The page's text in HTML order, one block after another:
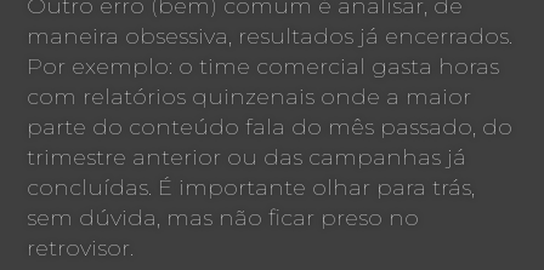
Outro erro (bem) comum é analisar, de
maneira obsessiva, resultados já encerrados.
Por exemplo: o time comercial gasta horas
com relatórios quinzenais onde a maior
parte do conteúdo fala do mês passado, do
trimestre anterior ou das campanhas já
concluídas. É importante olhar para trás,
sem dúvida, mas não ficar preso no
retrovisor.